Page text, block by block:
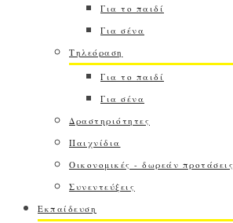
Για το παιδί
Για σένα
Τηλεόραση
Για το παιδί
Για σένα
Δραστηριότητες
Παιχνίδια
Οικονομικές - δωρεάν προτάσεις
Συνεντεύξεις
Εκπαίδευση